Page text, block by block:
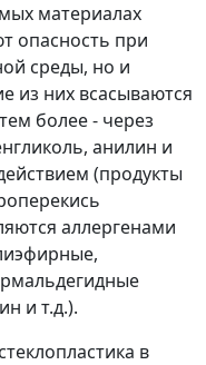
материалах
опасность при
среды, но и
из них всасываются
более - через
анилин и
(продукты
аллергенами
и т.д.).
в